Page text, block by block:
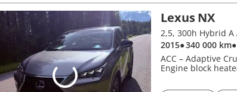
Lexus NX
2,5, 300h Hybrid A
2015● 340 000 km
ACC – Adaptive
Engine block